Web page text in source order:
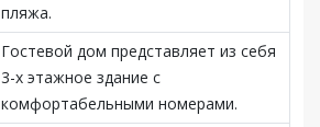
пляжа.
Гостевой дом представляет из себя
3-х этажное здание с
комфортабельными номерами.